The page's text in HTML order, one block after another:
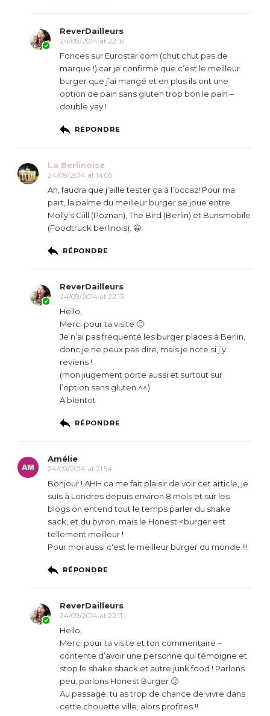
ReverDailleurs
24/09/2014 at 22:16
Fonces sur Eurostar.com (chut chut pas de
marque !) car je confirme que c’est le meilleur
burger que j’ai mangé et en plus ils ont une
option de pain sans gluten trop bon le pain –
double yay !
RÉPONDRE
La Berlinoise
24/09/2014 at 14:05
Ah, faudra que j’aille tester ça à l’occaz! Pour ma
part, la palme du meilleur burger se joue entre
Molly’s Giill (Poznan), The Bird (Berlin) et Bunsmobile
(Foodtruck berlinois). 😀
RÉPONDRE
ReverDailleurs
24/09/2014 at 22:13
Hello,
Merci pour ta visite 🙂
Je n’ai pas fréquenté les burger places à Berlin,
donc je ne peux pas dire, mais je note si j’y
reviens !
(mon jiugement porte aussi et surtout sur
l’option sans gluten ^^)
A bientot
RÉPONDRE
Amélie
24/09/2014 at 21:54
Bonjour ! AHH ca me fait plaisir de voir cet article, je
suis à Londres depuis environ 8 mois et sur les
blogs on entend tout le temps parler du shake
sack, et du byron, mais le Honest <burger est
tellement meilleur !
Pour moi aussi c'est le meilleur burger du monde !!!
RÉPONDRE
ReverDailleurs
24/09/2014 at 22:11
Hello,
Merci pour ta visite et ton commentaire –
contente d’avoir une personne qui témoigne et
stop le shake shack et autre junk food ! Parlons
peu, parlons Honest Burger 🙂
Au passage, tu as trop de chance de vivre dans
cette chouette ville, alors profites !!